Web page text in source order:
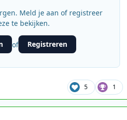
Meld je aan of registreer
te bekijken.
of Registreren
5 1